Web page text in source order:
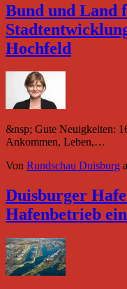
Bund und Land
Hochfeld
&nsp; Gute Neuigkeiten:
Ankommen, Leben,…
Von Rundschau Duisburg
Duisburger
Hafenbetrieb ein